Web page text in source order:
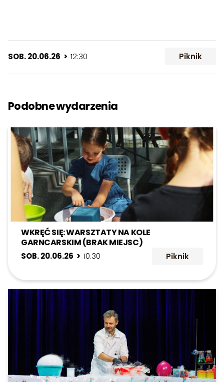
SOB. 20.06.26 > 12:30 Piknik
Podobne wydarzenia
WKRĘĆ SIĘ: WARSZTATY NA KOLE
GARNCARSKIM (BRAK MIEJSC)
SOB. 20.06.26 > 10:30 Piknik